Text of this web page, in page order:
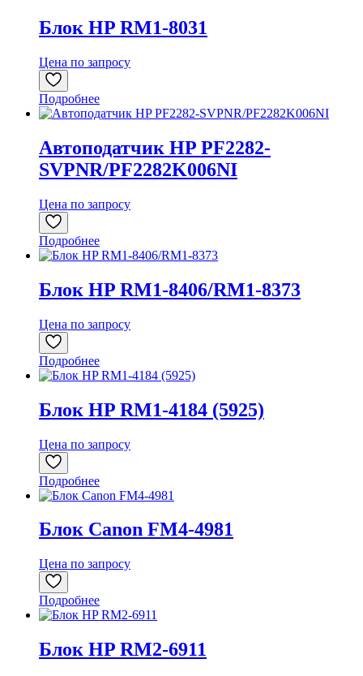
Блок HP RM1-8031
Цена по запросу
Подробнее
Автоподатчик HP PF2282-
SVPNR/PF2282K006NI
Цена по запросу
Подробнее
Блок HP RM1-8406/RM1-8373
Цена по запросу
Подробнее
Блок HP RM1-4184 (5925)
Цена по запросу
Подробнее
Блок Canon FM4-4981
Цена по запросу
Подробнее
Блок HP RM2-6911